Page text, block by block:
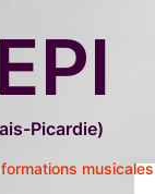
Picardie)
musicales